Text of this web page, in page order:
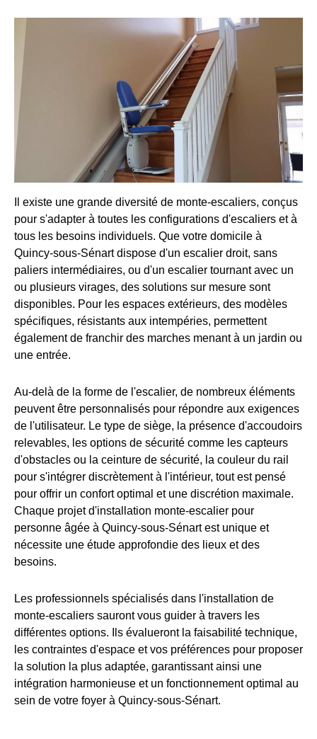
Il existe une grande diversité de monte-escaliers, conçus
pour s'adapter à toutes les configurations d'escaliers et à
tous les besoins individuels. Que votre domicile à
Quincy-sous-Sénart dispose d'un escalier droit, sans
paliers intermédiaires, ou d'un escalier tournant avec un
ou plusieurs virages, des solutions sur mesure sont
disponibles. Pour les espaces extérieurs, des modèles
spécifiques, résistants aux intempéries, permettent
également de franchir des marches menant à un jardin ou
une entrée.
Au-delà de la forme de l'escalier, de nombreux éléments
peuvent être personnalisés pour répondre aux exigences
de l'utilisateur. Le type de siège, la présence d'accoudoirs
relevables, les options de sécurité comme les capteurs
d'obstacles ou la ceinture de sécurité, la couleur du rail
pour s'intégrer discrètement à l'intérieur, tout est pensé
pour offrir un confort optimal et une discrétion maximale.
Chaque projet d'installation monte-escalier pour
personne âgée à Quincy-sous-Sénart est unique et
nécessite une étude approfondie des lieux et des
besoins.
Les professionnels spécialisés dans l'installation de
monte-escaliers sauront vous guider à travers les
différentes options. Ils évalueront la faisabilité technique,
les contraintes d'espace et vos préférences pour proposer
la solution la plus adaptée, garantissant ainsi une
intégration harmonieuse et un fonctionnement optimal au
sein de votre foyer à Quincy-sous-Sénart.